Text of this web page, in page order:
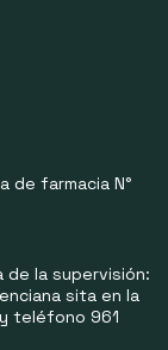
de farmacia N°
la supervisión:
sita en la
y teléfono 961